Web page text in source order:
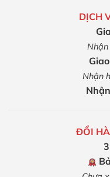
DỊCH
Nhận
ĐỔI